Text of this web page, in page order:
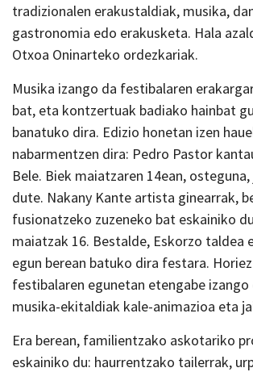
tradizionalen erakustaldiak, musika,
gastronomia edo erakusketa. Hala
Otxoa Oninarteko ordezkariak.
Musika izango da festibalaren
bat, eta kontzertuak badiako hainbat
banatuko dira. Edizio honetan izen
nabarmentzen dira: Pedro Pastor
Bele. Biek maiatzaren 14ean,
dute. Nakany Kante artista ginearrak,
fusionatzeko zuzeneko bat eskainiko
maiatzak 16. Bestalde, Eskorzo taldea
egun berean batuko dira festara.
festibalaren egunetan etengabe
musika-ekitaldiak kale-animazioa eta
Era berean, familientzako askotariko
eskainiko du: haurrentzako tailerrak,